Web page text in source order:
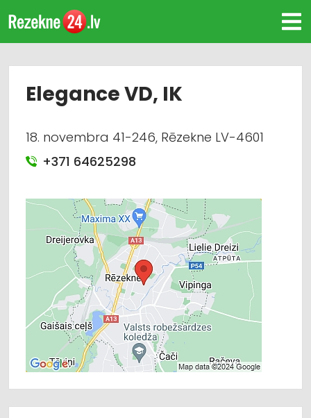
Elegance VD, IK
18. novembra 41-246, Rēzekne LV-4601
+371 64625298